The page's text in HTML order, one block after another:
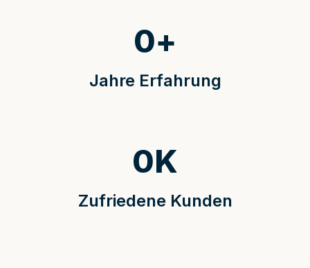
Jahre Erfahrung
0+
Zufriedene Kunden
0K